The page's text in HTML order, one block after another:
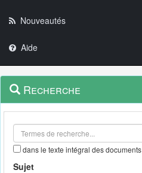
Nouveautés
Aide
Navigation
outils
Menu
contextuel
Recherche
dans le texte intégral des documents
Sujet